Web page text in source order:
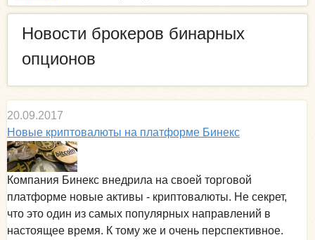
Новости брокеров бинарных
опционов
20.09.2017
Новые криптовалюты на платформе Бинекс
Компания Бинекс внедрила на своей торговой
платформе новые активы - криптовалюты. Не секрет,
что это один из самых популярных направлений в
настоящее время. К тому же и очень перспективное.